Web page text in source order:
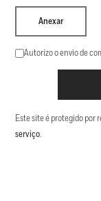
Anexar
Autorizo o envio de
Este site é protegido por
serviço.